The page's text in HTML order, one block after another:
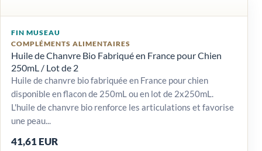
FIN MUSEAU
COMPLÉMENTS ALIMENTAIRES
Huile de Chanvre Bio Fabriqué en France pour Chien
250mL / Lot de 2
Huile de chanvre bio fabriquée en France pour chien
disponible en flacon de 250mL ou en lot de 2x250mL.
L'huile de chanvre bio renforce les articulations et favorise
une peau...
41,61 EUR